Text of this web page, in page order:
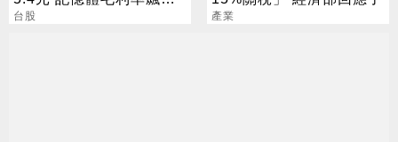
70.3%
台股 產業